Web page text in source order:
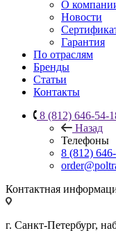
О
Новости
Гарантия
По отраслям
Бренды
Статьи
Контакты
8 (812) 646-54-
Назад
Телефоны
8 (812)
Контактная
г. Санкт-Петербург,